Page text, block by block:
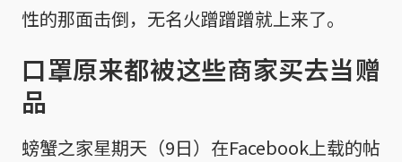
性的那面击倒，无名火蹭蹭蹭就上来了。
口罩原来都被这些商家买去当赠
品
螃蟹之家星期天（9日）在Facebook上载的帖